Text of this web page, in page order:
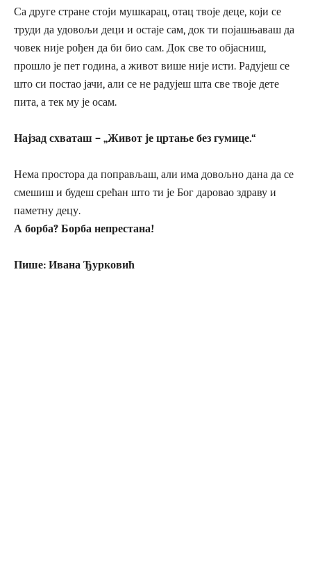
Са друге стране стоји мушкарац, отац твоје деце, који се
труди да удовољи деци и остаје сам, док ти појашњаваш да
човек није рођен да би био сам. Док све то објасниш,
прошло је пет година, а живот више није исти. Радујеш се
што си постао јачи, али се не радујеш шта све твоје дете
пита, а тек му је осам.
Најзад схваташ – „Живот је цртање без гумице.“
Нема простора да поправљаш, али има довољно дана да се
смешиш и будеш срећан што ти је Бог даровао здраву и
паметну децу.
А борба? Борба непрестана!
Пише: Ивана Ђурковић